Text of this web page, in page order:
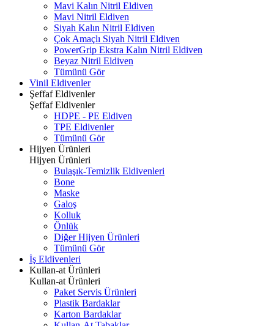
Mavi Kalın Nitril Eldiven
Mavi Nitril Eldiven
Siyah Kalın Nitril Eldiven
Çok Amaçlı Siyah Nitril Eldiven
PowerGrip Ekstra Kalın Nitril Eldiven
Beyaz Nitril Eldiven
Tümünü Gör
Vinil Eldivenler
Şeffaf Eldivenler
Şeffaf Eldivenler
HDPE - PE Eldiven
TPE Eldivenler
Tümünü Gör
Hijyen Ürünleri
Hijyen Ürünleri
Bulaşık-Temizlik Eldivenleri
Bone
Maske
Galoş
Kolluk
Önlük
Diğer Hijyen Ürünleri
Tümünü Gör
İş Eldivenleri
Kullan-at Ürünleri
Kullan-at Ürünleri
Paket Servis Ürünleri
Plastik Bardaklar
Karton Bardaklar